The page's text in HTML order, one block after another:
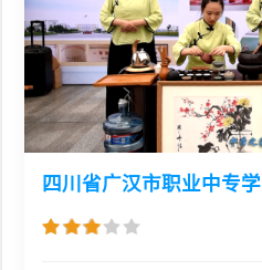
四川省广汉市职业中专学